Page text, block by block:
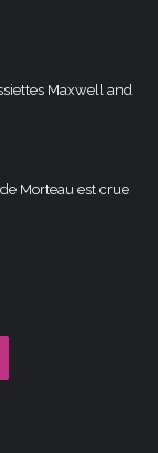
Maxwell and
Morteau est crue